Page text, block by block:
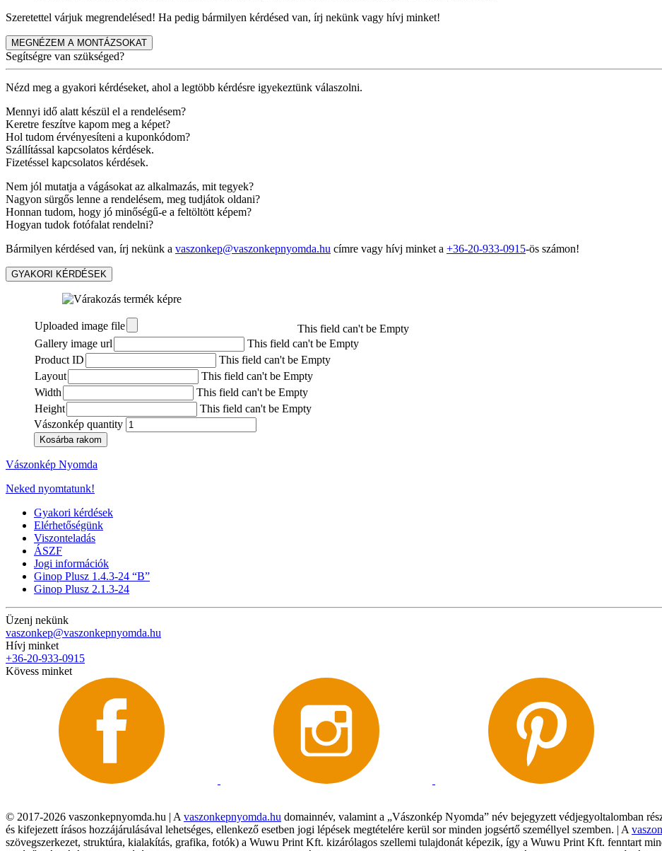
Szeretettel várjuk megrendelésed! Ha pedig bármilyen kérdésed van, írj nekünk vagy hívj minket!
MEGNÉZEM A MONTÁZSOKAT
Segítségre van szükséged?
Nézd meg a gyakori kérdéseket, ahol a legtöbb kérdésre igyekeztünk válaszolni.
Mennyi idő alatt készül el a rendelésem?
Keretre feszítve kapom meg a képet?
Hol tudom érvényesíteni a kuponkódom?
Szállítással kapcsolatos kérdések.
Fizetéssel kapcsolatos kérdések.
Nem jól mutatja a vágásokat az alkalmazás, mit tegyek?
Nagyon sürgős lenne a rendelésem, meg tudjátok oldani?
Honnan tudom, hogy jó minőségű-e a feltöltött képem?
Hogyan tudok fotófalat rendelni?
Bármilyen kérdésed van, írj nekünk a vaszonkep@vaszonkepnyomda.hu címre vagy hívj minket a +36-20-933-0915-ös számon!
GYAKORI KÉRDÉSEK
Uploaded image file
This field can't be Empty
Gallery image url
This field can't be Empty
Product ID
This field can't be Empty
Layout
This field can't be Empty
Width
This field can't be Empty
Height
This field can't be Empty
Vászonkép quantity
Kosárba rakom
Vászonkép Nyomda
Neked nyomtatunk!
Gyakori kérdések
Elérhetőségünk
Viszonteladás
ÁSZF
Jogi információk
Ginop Plusz 1.4.3-24 “B”
Ginop Plusz 2.1.3-24
Üzenj nekünk
vaszonkep@vaszonkepnyomda.hu
Hívj minket
+36-20-933-0915
Kövess minket
© 2017-2026 vaszonkepnyomda.hu | A vaszonkepnyomda.hu domainnév, valamint a „Vászonkép Nyomda” név bejegyzett védjegyoltalomban
és kifejezett írásos hozzájárulásával lehetséges, ellenkező esetben jogi lépések megtételére kerül sor minden jogsértő személlyel szemben. | A
szövegszerkezet, struktúra, kialakítás, grafika, fotók) a Wuwu Print Kft. kizárólagos szellemi tulajdonát képezik, így a Wuwu Print Kft. fenntart